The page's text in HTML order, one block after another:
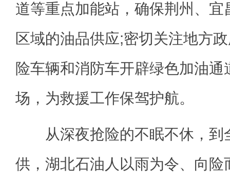
道等重点加能站，确保荆州、
区域的油品供应;密切关注地方
险车辆和消防车开辟绿色加油
场，为救援工作保驾护航。
从深夜抢险的不眠不休，到
供，湖北石油人以雨为令、向险